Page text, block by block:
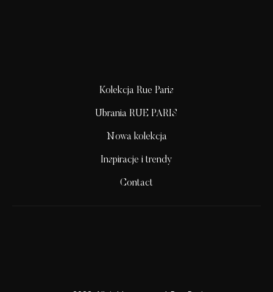
Kolekcja Rue Paris
Ubrania RUE PARIS
Nowa kolekcja
Inspiracje i trendy
Contact